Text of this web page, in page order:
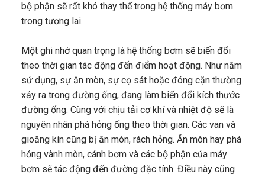
bộ phận sẽ rất khó thay thế trong hệ thống máy bơm
trong tương lai.
Một ghi nhớ quan trọng là hệ thống bơm sẽ biến đổi
theo thời gian tác động đến điểm hoạt động. Như năm
sử dụng, sự ăn mòn, sự cọ sát hoặc đóng cặn thường
xảy ra trong đường ống, đang làm biến đổi kích thước
đường ống. Cùng với chịu tải cơ khí và nhiệt độ sẽ là
nguyên nhân phá hỏng ống theo thời gian. Các van và
gioăng kín cũng bị ăn mòn, rách hỏng. Ăn mòn hay phá
hỏng vành mòn, cánh bơm và các bộ phận của máy
bơm sẽ tác động đến đường đặc tính. Điều này cũng